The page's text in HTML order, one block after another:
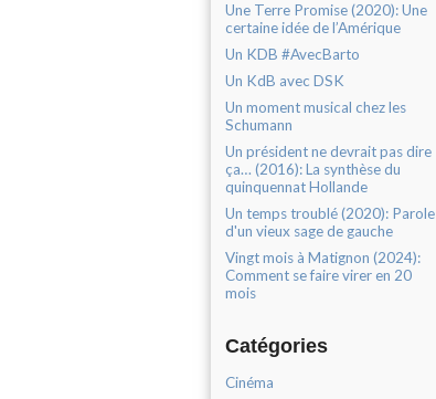
Une Terre Promise (2020): Une
certaine idée de l’Amérique
Un KDB #AvecBarto
Un KdB avec DSK
Un moment musical chez les
Schumann
Un président ne devrait pas dire
ça… (2016): La synthèse du
quinquennat Hollande
Un temps troublé (2020): Parole
d'un vieux sage de gauche
Vingt mois à Matignon (2024):
Comment se faire virer en 20
mois
Catégories
Cinéma